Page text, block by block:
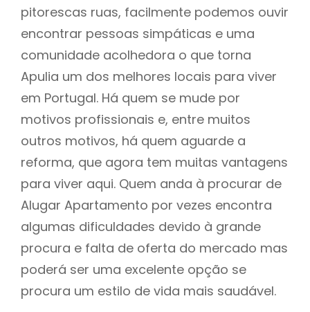
pitorescas ruas, facilmente podemos ouvir
encontrar pessoas simpáticas e uma
comunidade acolhedora o que torna
Apulia um dos melhores locais para viver
em Portugal. Há quem se mude por
motivos profissionais e, entre muitos
outros motivos, há quem aguarde a
reforma, que agora tem muitas vantagens
para viver aqui. Quem anda à procurar de
Alugar Apartamento por vezes encontra
algumas dificuldades devido à grande
procura e falta de oferta do mercado mas
poderá ser uma excelente opção se
procura um estilo de vida mais saudável.